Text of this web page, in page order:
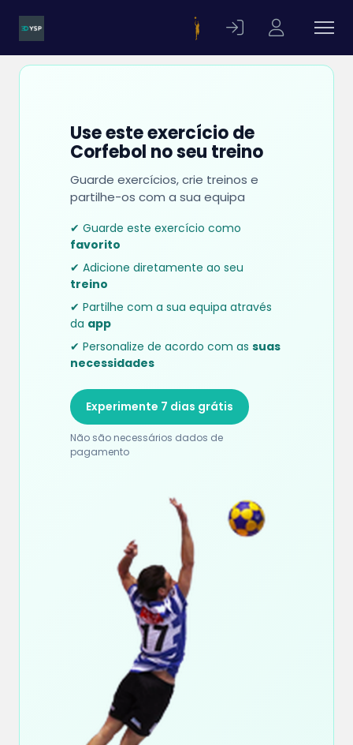
Use este exercício de
Corfebol no seu treino
Guarde exercícios, crie treinos e
partilhe-os com a sua equipa
✔ Guarde este exercício como
favorito
✔ Adicione diretamente ao seu
treino
✔ Partilhe com a sua equipa através
da app
✔ Personalize de acordo com as suas
necessidades
Experimente 7 dias grátis
Não são necessários dados de
pagamento